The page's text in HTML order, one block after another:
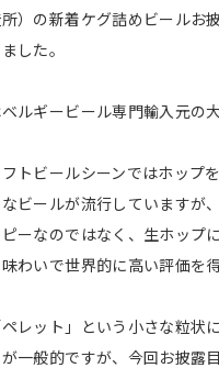
）の新着ケグ詰めビールお
した。
ルギービール専門輸入元の
トビールシーンではホップ
ビールが流行していますが
ーなのではなく、生ホップ
わいで世界的に高い評価を得
レット」という小さな粒状
一般的ですが、今回お披露